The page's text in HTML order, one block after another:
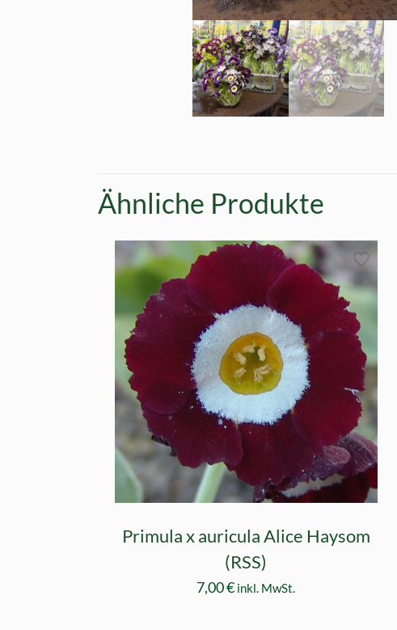
Ähnliche Produkte
Primula x auricula Alice Haysom
(RSS)
7,00€ inkl. MwSt.